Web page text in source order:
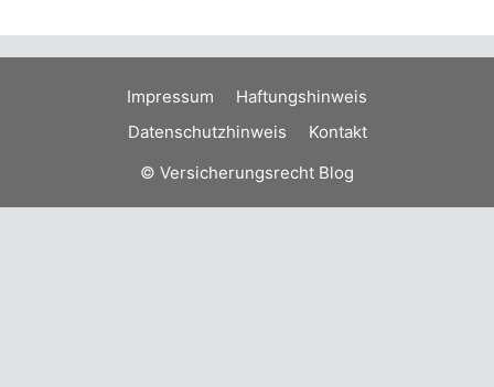
Impressum
Haftungshinweis
Datenschutzhinweis
Kontakt
© Versicherungsrecht Blog